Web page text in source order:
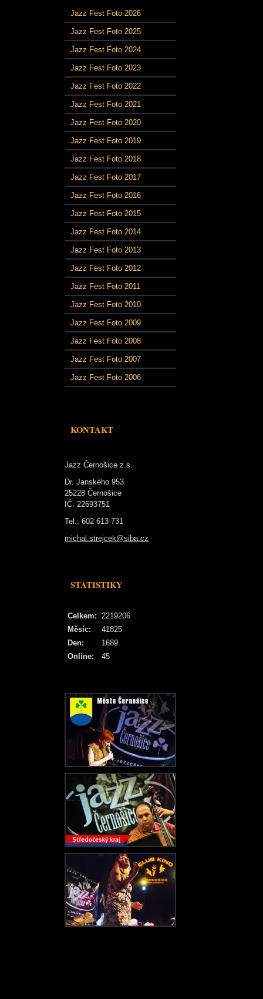
Jazz Fest Foto 2026
Jazz Fest Foto 2025
Jazz Fest Foto 2024
Jazz Fest Foto 2023
Jazz Fest Foto 2022
Jazz Fest Foto 2021
Jazz Fest Foto 2020
Jazz Fest Foto 2019
Jazz Fest Foto 2018
Jazz Fest Foto 2017
Jazz Fest Foto 2016
Jazz Fest Foto 2015
Jazz Fest Foto 2014
Jazz Fest Foto 2013
Jazz Fest Foto 2012
Jazz Fest Foto 2011
Jazz Fest Foto 2010
Jazz Fest Foto 2009
Jazz Fest Foto 2008
Jazz Fest Foto 2007
Jazz Fest Foto 2006
KONTAKT
Jazz Černošice z.s.
Dr. Janského 953
25228 Černošice
IČ: 22693751
Tel.: 602 613 731
michal.strejcek@siba.cz
STATISTIKY
Online: 45
Celkem: 2219206
Měsíc:
41825
Den:
1689